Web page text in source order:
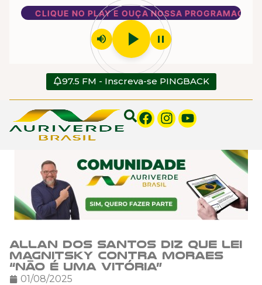
CLIQUE NO PLAY E OUÇA NOSSA PROGRAMAÇÃO
volume_up play_arrow pause
97.5 FM - Inscreva-se PINGBACK
Allan dos Santos diz que Lei
Magnitsky contra Moraes
“não é uma vitória”
01/08/2025